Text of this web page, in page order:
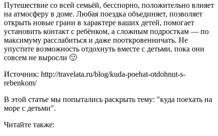
Путешествие со всей семьёй, бесспорно, положительно влияет
на атмосферу в доме. Любая поездка объединяет, позволяет
открыть новые грани в характере ваших детей, помогает
установить контакт с ребёнком, а сложным подросткам — по
максимуму расслабиться и даже пооткровенничать. Не
упустите возможность отдохнуть вместе с детьми, пока они
совсем не выросли 🙂
Источник: http://travelata.ru/blog/kuda-poehat-otdohnut-s-
rebenkom/
В этой статье мы попытались раскрыть тему: "куда поехать на
море с детьми".
Читайте также: